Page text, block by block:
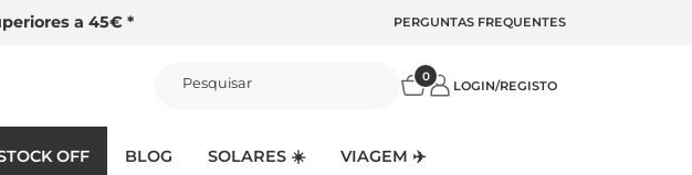
a 45€ * PERGUNTAS FREQUENTES
Pesquisar 0
LOGIN/REGISTO
OFF BLOG SOLARES ☀️ VIAGEM ✈️